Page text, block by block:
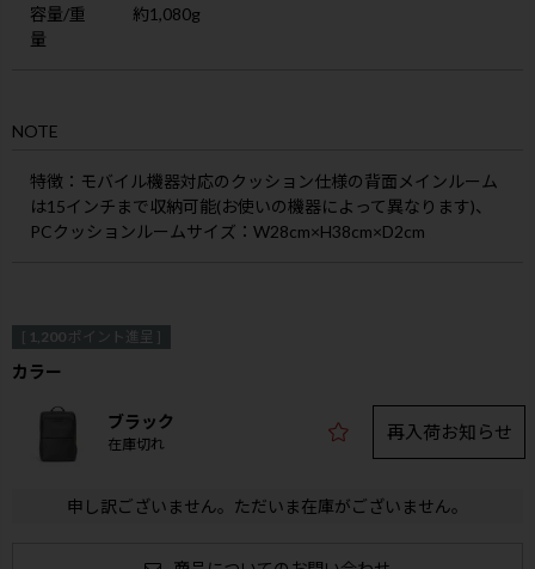
容量/重
量
約1,080g
NOTE
特徴 ：モバイル機器対応のクッション仕様の背面メインルーム
は15インチまで収納可能(お使いの機器によって異なります)、
PCクッションルームサイズ：W28cm×H38cm×D2cm
[ 1,200 ポイント進呈 ]
カラー
ブラック
在庫切れ
再入荷お知らせ
申し訳ございません。ただいま在庫がございません。